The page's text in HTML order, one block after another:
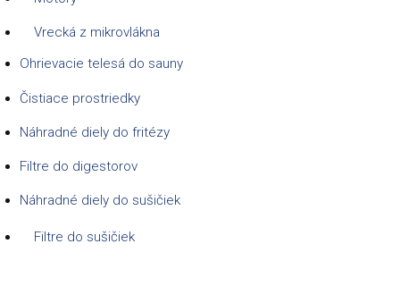
Vrecká z mikrovlákna
Ohrievacie telesá do sauny
Čistiace prostriedky
Náhradné diely do fritézy
Filtre do digestorov
Náhradné diely do sušičiek
Filtre do sušičiek